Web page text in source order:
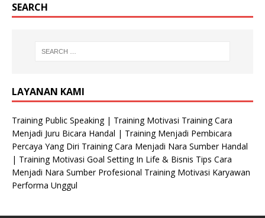
SEARCH
LAYANAN KAMI
Training Public Speaking | Training Motivasi Training Cara
Menjadi Juru Bicara Handal | Training Menjadi Pembicara
Percaya Yang Diri Training Cara Menjadi Nara Sumber Handal
| Training Motivasi Goal Setting In Life & Bisnis Tips Cara
Menjadi Nara Sumber Profesional Training Motivasi Karyawan
Performa Unggul